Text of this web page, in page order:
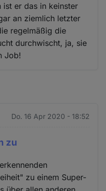
ist er das in keinster
an ziemlich letzter
regelmäßig die
durchwischt, ja, sie
Job!
Do. 16 Apr 2020 - 18:52
zu
zu einem Super-